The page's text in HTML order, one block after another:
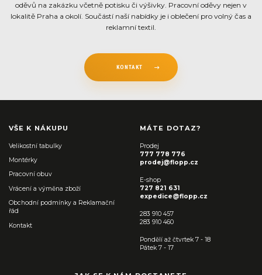
oděvů na zakázku včetně potisku či výšivky. Pracovní oděvy nejen v
lokalitě Praha a okolí. Součástí naší nabídky je i oblečení pro volný čas a
reklamní textil.
KONTAKT
VŠE K NÁKUPU
Velikostní tabulky
Montérky
Pracovní obuv
Vrácení a výměna zboží
Obchodní podmínky a Reklamační
řád
Kontakt
MÁTE DOTAZ?
Prodej
777 778 776
prodej@flopp.cz
E-shop
727 821 631
expedice@flopp.cz
283 910 457
283 910 460
Pondělí až čtvrtek 7 - 18
Pátek 7 - 17